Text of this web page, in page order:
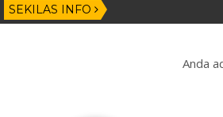
SEKILAS INFO
Anda